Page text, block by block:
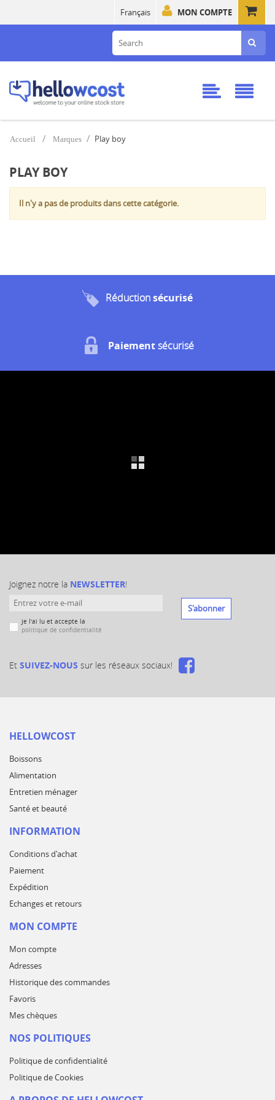
MON COMPTE
Français
Accueil Marques Play boy
PLAY BOY
Il n'y a pas de produits dans cette catégorie.
Réductionsécurisé
Paiementsécurisé
Joignez notre la NEWSLETTER!
Je l'ai lu et accepte la
politique de confidentialité
S'abonner
Et SUIVEZ-NOUS sur les réseaux sociaux!
HELLOWCOST
Boissons
Alimentation
Entretien ménager
Santé et beauté
INFORMATION
Conditions d'achat
Paiement
Expédition
Echanges et retours
MON COMPTE
Mon compte
Adresses
Historique des commandes
Favoris
Mes chèques
NOS POLITIQUES
Politique de confidentialité
Politique de Cookies